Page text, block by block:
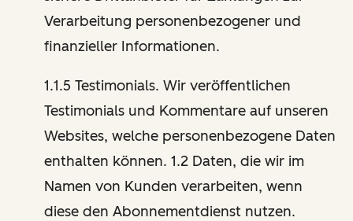
Verarbeitung personenbezogener und
finanzieller Informationen.
1.1.5 Testimonials. Wir veröffentlichen
Testimonials und Kommentare auf unseren
Websites, welche personenbezogene Daten
enthalten können. 1.2 Daten, die wir im
Namen von Kunden verarbeiten, wenn
diese den Abonnementdienst nutzen.